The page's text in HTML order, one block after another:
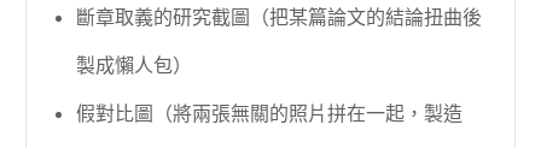
斷章取義的研究截圖（把某篇論文的結論扭曲後
製成懶人包）
假對比圖（將兩張無關的照片拼在一起，製造